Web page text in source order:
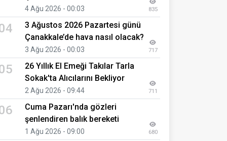
4 Ağu 2026 - 00:03 835
3 Ağustos 2026 Pazartesi günü
Çanakkale’de hava nasıl olacak?
3 Ağu 2026 - 00:03 717
26 Yıllık El Emeği Takılar Tarla
Sokak'ta Alıcılarını Bekliyor
2 Ağu 2026 - 09:44 711
Cuma Pazarı'nda gözleri
şenlendiren balık bereketi
1 Ağu 2026 - 09:00 680